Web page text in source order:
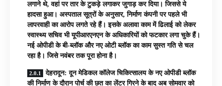
लगाने थे, वहां पर तार के टुकड़े लगाकर जुगाड़ कर दिया। जिससे ये
हादसा हुआ। अस्पताल सूत्रों के अनुसार, निर्माण कंपनी पर पहले भी
लापरवाही का आरोप लगते रहे हैं। इसके अलावा काम में ढिलाई को लेकर
स्वास्थ्य सचिव भी यूपीआरएनएन के अधिकारियों को फटकार लगा चुके हैं।
नई ओपीडी के बी-ब्लॉक और नए ओटी ब्लॉक का काम सुस्त गति से चल
रहा है। जिसे नवंबर तक पूरा होना है।
देहरादून: दून मेडिकल कॉलेज चिकित्सालय के नए ओपीडी ब्लॉक
की निर्माण के दौरान पोर्च की छत का लेंटर गिरने के बाद अब सोमवार को